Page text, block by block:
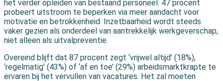
het verder opleiden van bestaand personeel. 47 procent
probeert uitstroom te beperken via meer aandacht voor
motivatie en betrokkenheid. Inzetbaarheid wordt steeds
vaker gezien als onderdeel van aantrekkelijk werkgeverschap,
niet alleen als uitvalpreventie.
Overeind blijft dat 87 procent zegt ‘vrijwel altijd’ (18%),
‘regelmatig’ (43%) of ‘af en toe’ (29%) arbeidsmarktkrapte te
ervaren bij het vervullen van vacatures. Het zal moeten